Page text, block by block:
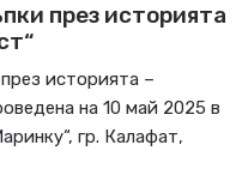
през историята
историята –
на 10 май 2025 в
гр. Калафат,